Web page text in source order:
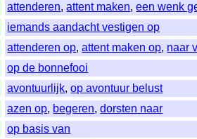
attenderen,attent maken,een wenk
iemands aandacht vestigen op
attenderen op,attent maken op, naar
op de bonnefooi
avontuurlijk,op avontuur belust
azen op, begeren,dorsten naar
op basis van